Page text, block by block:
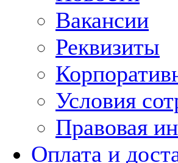
Вакансии
Реквизиты
Условия
Правовая
Оплата и